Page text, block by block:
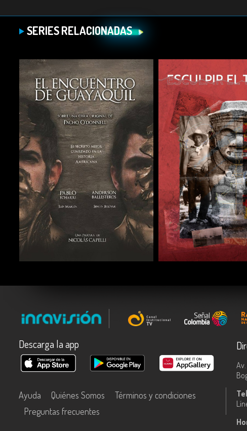
SERIES RELACIONADAS
COMPARTIR
Descarga la app
Ayuda Quiénes Somos
Términos y condiciones
Preguntas frecuentes